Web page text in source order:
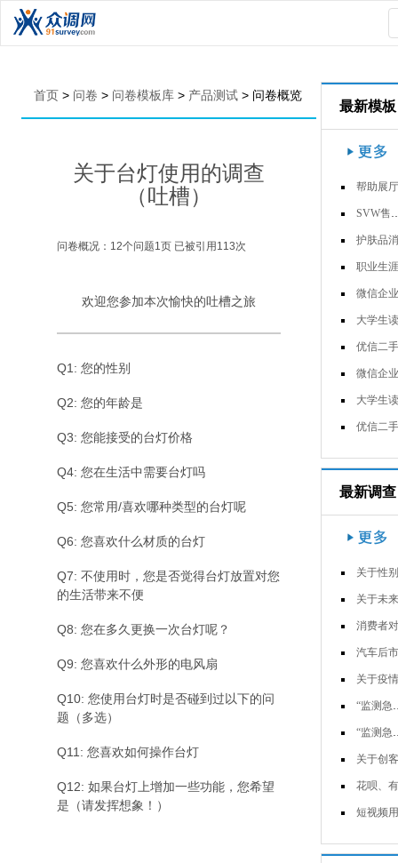
首页 > 问卷 > 问卷模板库 > 产品测试 > 问卷概览
关于台灯使用的调查
（吐槽）
问卷概况： 12个问题1页 已被引用 113次
欢迎您参加本次愉快的吐槽之旅
Q1: 您的性别
Q2: 您的年龄是
Q3: 您能接受的台灯价格
Q4: 您在生活中需要台灯吗
Q5: 您常用/喜欢哪种类型的台灯呢
Q6: 您喜欢什么材质的台灯
Q7: 不使用时，您是否觉得台灯放置对您
的生活带来不便
Q8: 您在多久更换一次台灯呢？
Q9: 您喜欢什么外形的电风扇
Q10: 您使用台灯时是否碰到过以下的问
题（多选）
Q11: 您喜欢如何操作台灯
Q12: 如果台灯上增加一些功能，您希望
是（请发挥想象！）
最新模板
帮助展厅销售的材料有哪些
SVW售后非技术培训专项问卷-车…
护肤品消费者调查
职业生涯人物访谈
微信企业号调查问卷
大学生读书习惯调查问卷
优信二手车用户调查
微信企业号调查问卷
大学生读书习惯调查问卷
优信二手车用户调查
最新调查
关于性别歧视语的调查
关于未来可移动装配式度假小屋的市…
消费者对常用卫生防护用品使用和认…
汽车后市场消费行为调查-副本
关于疫情下宅经济的调查问卷
“监测急救背心&rd…
“监测急救背心&rd…
关于创客思想与小学科学课程结合现…
花呗、有钱花等互联网消费信用贷使…
短视频用户的新冠肺炎疫苗接种意愿…